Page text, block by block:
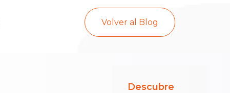
Volver al Blog
Descubre